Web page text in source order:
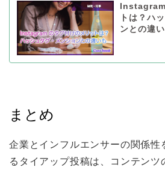
トは？ハ
ンとの違
まとめ
企業とインフルエンサーの関係性
るタイアップ投稿は、コンテンツ